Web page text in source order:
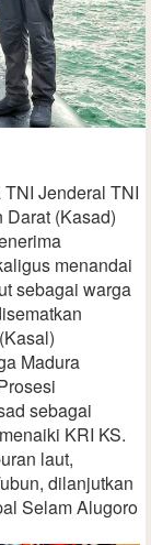
Jenderal TNI
(Kasad)
menandai
sebagai warga
Madura
sebagai
KRI KS.
laut,
dilanjutkan
Selam Alugoro